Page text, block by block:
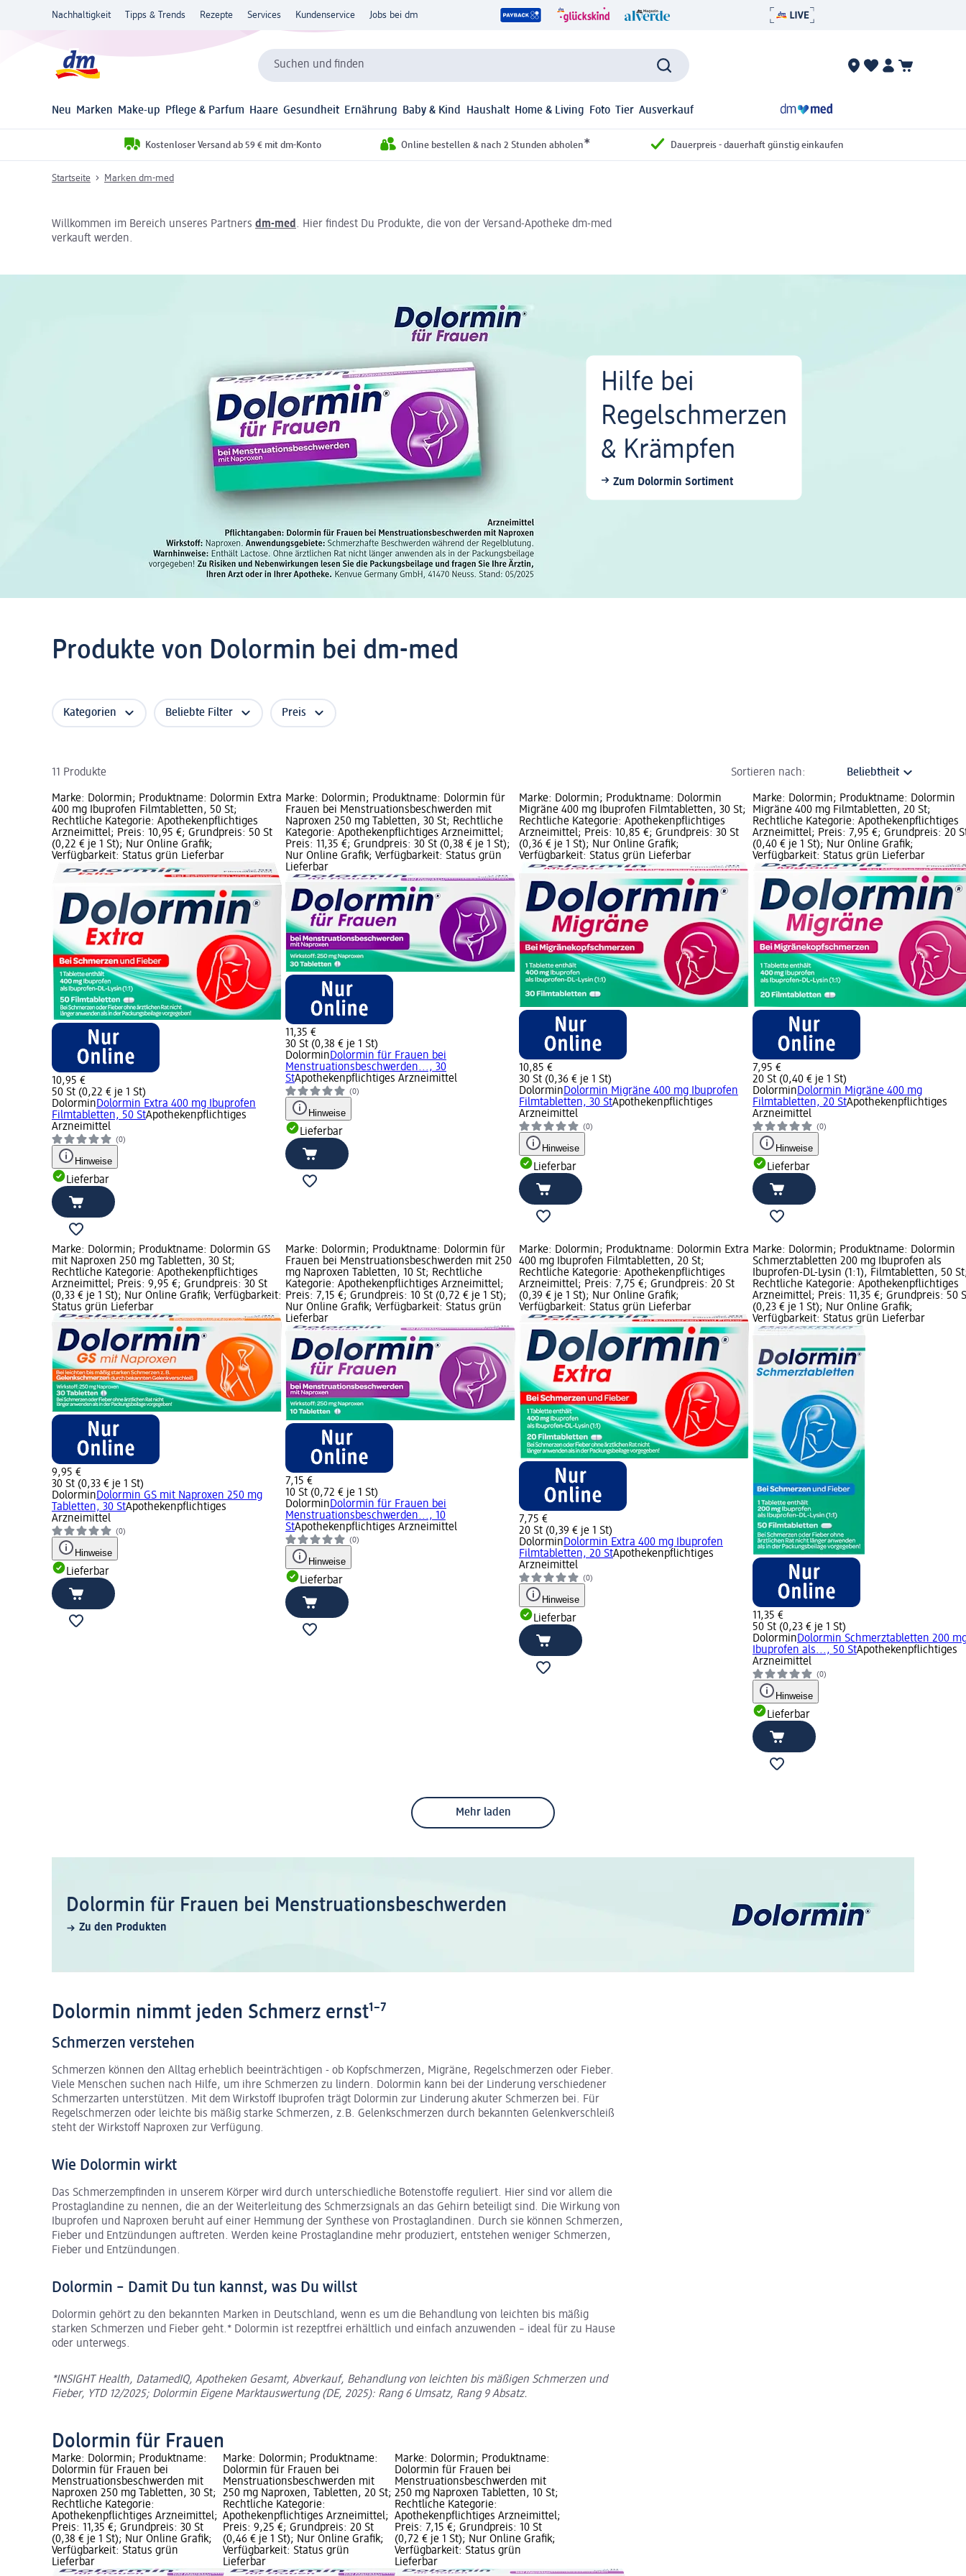
Nachhaltigkeit Tipps & Trends Rezepte Services Kundenservice Jobs bei dm
Suchen und finden
Neu Marken Make-up Pflege & Parfum Haare Gesundheit Ernährung Baby & Kind Haushalt Home & Living Foto Tier Ausverkauf
Kostenloser Versand ab 59 € mit dm-Konto Online bestellen & nach 2 Stunden abholen* Dauerpreis - dauerhaft günstig einkaufen
Startseite Marken dm-med
Willkommen im Bereich unseres Partners dm-med . Hier findest Du Produkte, die von der Versand-Apotheke dm-med
verkauft werden.
Hilfe bei
Regelschmerzen
& Krämpfen
Zum Dolormin Sortiment
Produkte von Dolormin bei dm-med
Kategorien Beliebte Filter Preis
11 Produkte Sortieren nach:
Marke: Dolormin; Produktname: Dolormin Extra
400 mg Ibuprofen Filmtabletten, 50 St;
Rechtliche Kategorie: Apothekenpflichtiges
Arzneimittel; Preis: 10,95 €; Grundpreis: 50 St
(0,22 € je 1 St); Nur Online Grafik;
Verfügbarkeit: Status grün Lieferbar
10,95 €
50 St (0,22 € je 1 St)
DolorminDolormin Extra 400 mg Ibuprofen
Filmtabletten, 50 StApothekenpflichtiges
Arzneimittel
(0)
Hinweise
Lieferbar
Marke: Dolormin; Produktname: Dolormin für
Frauen bei Menstruationsbeschwerden mit
Naproxen 250 mg Tabletten, 30 St; Rechtliche
Kategorie: Apothekenpflichtiges Arzneimittel;
Preis: 11,35 €; Grundpreis: 30 St (0,38 € je 1 St);
Nur Online Grafik; Verfügbarkeit: Status grün
Lieferbar
11,35 €
30 St (0,38 € je 1 St)
DolorminDolormin für Frauen bei
Menstruationsbeschwerden..., 30
StApothekenpflichtiges Arzneimittel
(0)
Hinweise
Lieferbar
Marke: Dolormin; Produktname: Dolormin
Migräne 400 mg Ibuprofen Filmtabletten, 30 St;
Rechtliche Kategorie: Apothekenpflichtiges
Arzneimittel; Preis: 10,85 €; Grundpreis: 30 St
(0,36 € je 1 St); Nur Online Grafik;
Verfügbarkeit: Status grün Lieferbar
10,85 €
30 St (0,36 € je 1 St)
DolorminDolormin Migräne 400 mg Ibuprofen
Filmtabletten, 30 StApothekenpflichtiges
Arzneimittel
(0)
Hinweise
Lieferbar
Marke: Dolormin; Produktname: Dolormin
Migräne 400 mg Filmtabletten, 20 St;
Rechtliche Kategorie: Apothekenpflichtiges
Arzneimittel; Preis: 7,95 €; Grundpreis: 20
(0,40 € je 1 St); Nur Online Grafik;
Verfügbarkeit: Status grün Lieferbar
7,95 €
20 St (0,40 € je 1 St)
DolorminDolormin Migräne 400 mg
Filmtabletten, 20 StApothekenpflichtiges
Arzneimittel
(0)
Hinweise
Lieferbar
Marke: Dolormin; Produktname: Dolormin GS
mit Naproxen 250 mg Tabletten, 30 St;
Rechtliche Kategorie: Apothekenpflichtiges
Arzneimittel; Preis: 9,95 €; Grundpreis: 30 St
(0,33 € je 1 St); Nur Online Grafik; Verfügbarkeit:
Status grün Lieferbar
9,95 €
30 St (0,33 € je 1 St)
DolorminDolormin GS mit Naproxen 250 mg
Tabletten, 30 StApothekenpflichtiges
Arzneimittel
(0)
Hinweise
Lieferbar
Marke: Dolormin; Produktname: Dolormin für
Frauen bei Menstruationsbeschwerden mit 250
mg Naproxen Tabletten, 10 St; Rechtliche
Kategorie: Apothekenpflichtiges Arzneimittel;
Preis: 7,15 €; Grundpreis: 10 St (0,72 € je 1 St);
Nur Online Grafik; Verfügbarkeit: Status grün
Lieferbar
7,15 €
10 St (0,72 € je 1 St)
DolorminDolormin für Frauen bei
Menstruationsbeschwerden..., 10
StApothekenpflichtiges Arzneimittel
(0)
Hinweise
Lieferbar
Marke: Dolormin; Produktname: Dolormin Extra
400 mg Ibuprofen Filmtabletten, 20 St;
Rechtliche Kategorie: Apothekenpflichtiges
Arzneimittel; Preis: 7,75 €; Grundpreis: 20 St
(0,39 € je 1 St); Nur Online Grafik;
Verfügbarkeit: Status grün Lieferbar
7,75 €
20 St (0,39 € je 1 St)
DolorminDolormin Extra 400 mg Ibuprofen
Filmtabletten, 20 StApothekenpflichtiges
Arzneimittel
(0)
Hinweise
Lieferbar
Marke: Dolormin; Produktname: Dolormin
Schmerztabletten 200 mg Ibuprofen als
Ibuprofen-DL-Lysin (1:1), Filmtabletten, 50
Rechtliche Kategorie: Apothekenpflichtiges
Arzneimittel; Preis: 11,35 €; Grundpreis: 50
(0,23 € je 1 St); Nur Online Grafik;
Verfügbarkeit: Status grün Lieferbar
11,35 €
50 St (0,23 € je 1 St)
DolorminDolormin Schmerztabletten 200
Ibuprofen als..., 50 StApothekenpflichtiges
Arzneimittel
(0)
Hinweise
Lieferbar
Mehr laden
Dolormin für Frauen bei Menstruationsbeschwerden
Zu den Produkten
Dolormin nimmt jeden Schmerz ernst¹⁻⁷
Schmerzen verstehen
Schmerzen können den Alltag erheblich beeinträchtigen - ob Kopfschmerzen, Migräne, Regelschmerzen oder Fieber.
Viele Menschen suchen nach Hilfe, um ihre Schmerzen zu lindern. Dolormin kann bei der Linderung verschiedener
Schmerzarten unterstützen. Mit dem Wirkstoff Ibuprofen trägt Dolormin zur Linderung akuter Schmerzen bei. Für
Regelschmerzen oder leichte bis mäßig starke Schmerzen, z.B. Gelenkschmerzen durch bekannten Gelenkverschleiß
steht der Wirkstoff Naproxen zur Verfügung.
Wie Dolormin wirkt
Das Schmerzempfinden in unserem Körper wird durch unterschiedliche Botenstoffe reguliert. Hier sind vor allem die
Prostaglandine zu nennen, die an der Weiterleitung des Schmerzsignals an das Gehirn beteiligt sind. Die Wirkung von
Ibuprofen und Naproxen beruht auf einer Hemmung der Synthese von Prostaglandinen. Durch sie können Schmerzen,
Fieber und Entzündungen auftreten. Werden keine Prostaglandine mehr produziert, entstehen weniger Schmerzen,
Fieber und Entzündungen.
Dolormin – Damit Du tun kannst, was Du willst
Dolormin gehört zu den bekannten Marken in Deutschland, wenn es um die Behandlung von leichten bis mäßig
starken Schmerzen und Fieber geht.* Dolormin ist rezeptfrei erhältlich und einfach anzuwenden – ideal für zu Hause
oder unterwegs.
*INSIGHT Health, DatamedIQ, Apotheken Gesamt, Abverkauf, Behandlung von leichten bis mäßigen Schmerzen und
Fieber, YTD 12/2025; Dolormin Eigene Marktauswertung (DE, 2025): Rang 6 Umsatz, Rang 9 Absatz.
Dolormin für Frauen
Marke: Dolormin; Produktname:
Dolormin für Frauen bei
Menstruationsbeschwerden mit
Naproxen 250 mg Tabletten, 30 St;
Rechtliche Kategorie:
Apothekenpflichtiges Arzneimittel;
Preis: 11,35 €; Grundpreis: 30 St
(0,38 € je 1 St); Nur Online Grafik;
Verfügbarkeit: Status grün
Lieferbar
Marke: Dolormin; Produktname:
Dolormin für Frauen bei
Menstruationsbeschwerden mit
250 mg Naproxen, Tabletten, 20 St;
Rechtliche Kategorie:
Apothekenpflichtiges Arzneimittel;
Preis: 9,25 €; Grundpreis: 20 St
(0,46 € je 1 St); Nur Online Grafik;
Verfügbarkeit: Status grün
Lieferbar
Marke: Dolormin; Produktname:
Dolormin für Frauen bei
Menstruationsbeschwerden mit
250 mg Naproxen Tabletten, 10 St;
Rechtliche Kategorie:
Apothekenpflichtiges Arzneimittel;
Preis: 7,15 €; Grundpreis: 10 St
(0,72 € je 1 St); Nur Online Grafik;
Verfügbarkeit: Status grün
Lieferbar